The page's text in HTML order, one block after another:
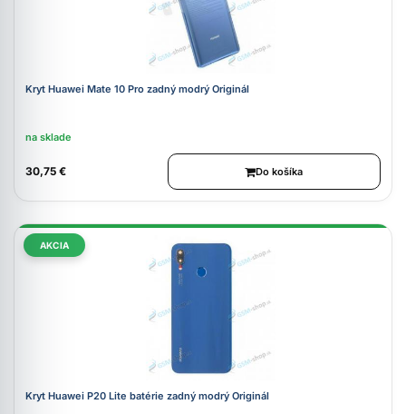
Kryt Huawei Mate 10 Pro zadný modrý Originál
na sklade
30,75 € Do košíka
AKCIA
Kryt Huawei P20 Lite batérie zadný modrý Originál